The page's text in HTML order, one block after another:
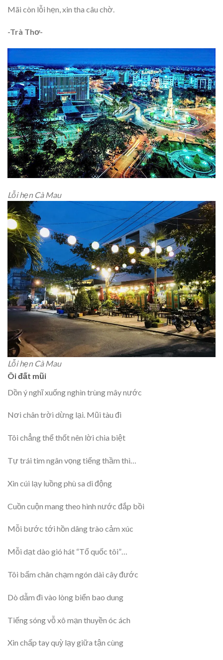
Mãi còn lỗi hẹn, xin tha câu chờ.
-Trà Thơ-
Lỗi hẹn Cà Mau
Lỗi hẹn Cà Mau
Ôi đất mũi
Dồn ý nghĩ xuống nghìn trùng mây nước
Nơi chân trời dừng lại. Mũi tàu đi
Tôi chẳng thể thốt nên lời chia biệt
Tự trái tim ngân vọng tiếng thầm thì…
Xin cúi lạy luồng phù sa di động
Cuồn cuộn mang theo hình nước đắp bồi
Mỗi bước tới hồn dâng trào cảm xúc
Mỗi dạt dào gió hát “Tổ quốc tôi”…
Tôi bấm chân chạm ngón dài cây đước
Dò dẫm đi vào lòng biển bao dung
Tiếng sóng vỗ xô mạn thuyền óc ách
Xin chấp tay quỳ lạy giữa tận cùng